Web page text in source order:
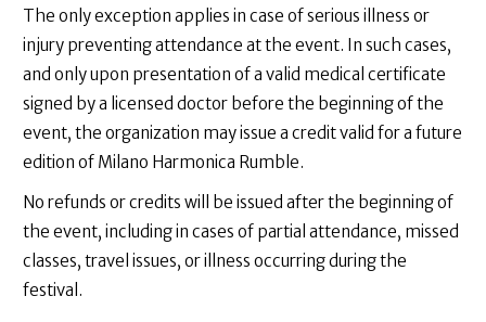
The only exception applies in case of serious illness or
injury preventing attendance at the event. In such cases,
and only upon presentation of a valid medical certificate
signed by a licensed doctor before the beginning of the
event, the organization may issue a credit valid for a future
edition of Milano Harmonica Rumble.
No refunds or credits will be issued after the beginning of
the event, including in cases of partial attendance, missed
classes, travel issues, or illness occurring during the
festival.